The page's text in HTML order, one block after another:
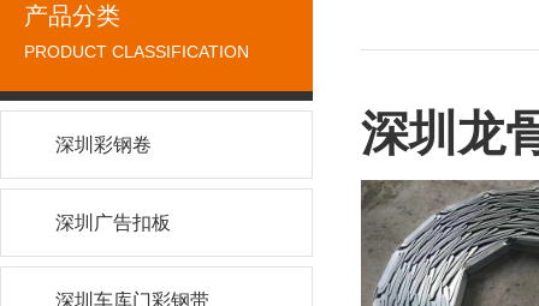
深圳龙
产品分类
PRODUCT CLASSIFICATION
深圳彩钢卷
深圳广告扣板
深圳车库门彩钢带